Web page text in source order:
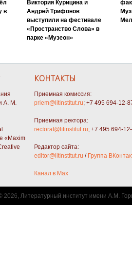
в
Виктория Курицина и
Андрей Трифонов
выступили на фестивале
«Пространство Слова» в
парке «Музеон»
А. М.
«Maxim
КОНТАКТЫ
Приемная комиссия:
priem@litinstitut.ru; +7 495 694-12-
Приемная ректора:
rectorat@litinstitut.ru; +7 495 694-
Редактор сайта:
editor@litinstitut.ru / Группа
Канал в Max
2026, Литературный институт имени А.М.